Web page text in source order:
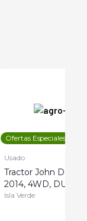
Ofertas Especiales
Usado
Tractor John Deere
2014, 4WD, DUAL
Isla Verde